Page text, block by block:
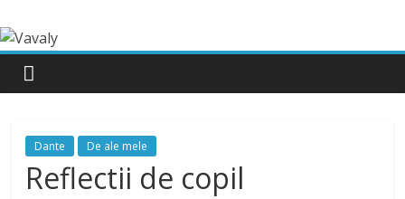
Dante De ale mele
Reflectii de copil